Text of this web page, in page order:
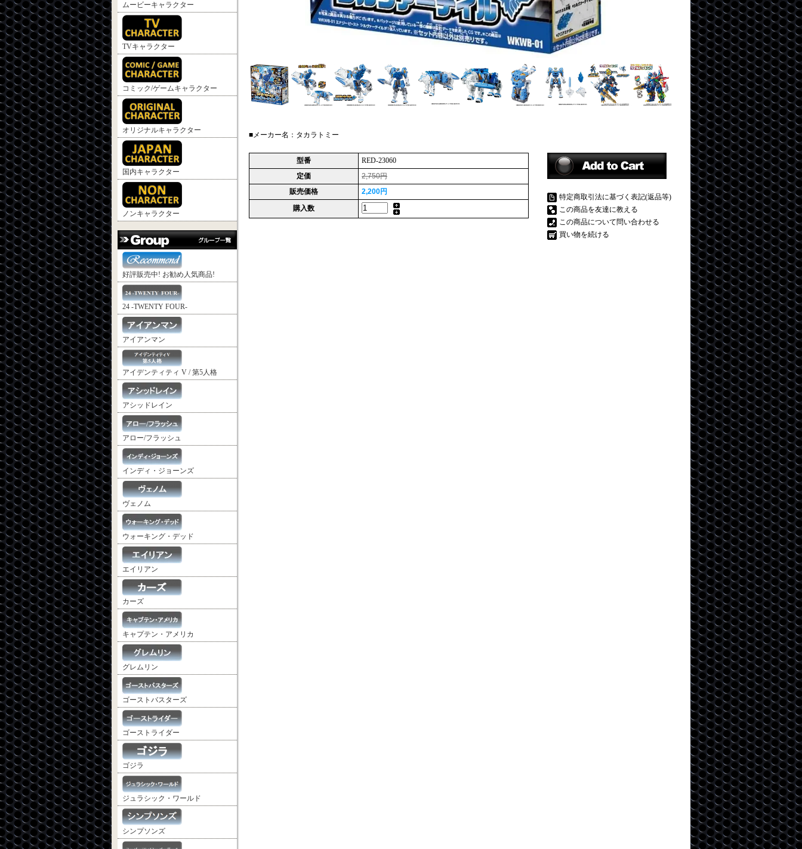
ムービーキャラクター
TVキャラクター
コミック/ゲームキャラクター
オリジナルキャラクター
国内キャラクター
ノンキャラクター
好評販売中! お勧め人気商品!
24 -TWENTY FOUR-
アイアンマン
アイデンティティ V / 第5人格
アシッドレイン
アロー/フラッシュ
インディ・ジョーンズ
ヴェノム
ウォーキング・デッド
エイリアン
カーズ
キャプテン・アメリカ
グレムリン
ゴーストバスターズ
ゴーストライダー
ゴジラ
ジュラシック・ワールド
シンプソンズ
■メーカー名：タカラトミー
型番
RED-23060
定価
2,750円
販売価格
2,200円
購入数
特定商取引法に基づく表記(返品等)
この商品を友達に教える
この商品について問い合わせる
買い物を続ける